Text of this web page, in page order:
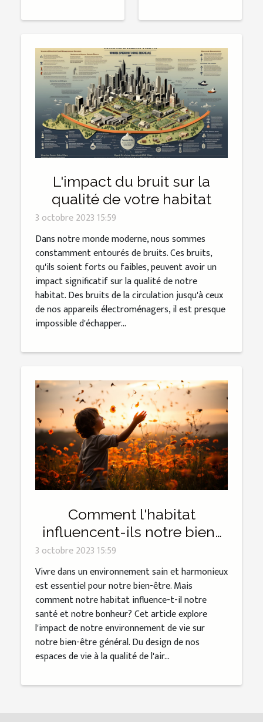
L'impact du bruit sur la
qualité de votre habitat
3 octobre 2023 15:59
Dans notre monde moderne, nous sommes
constamment entourés de bruits. Ces bruits,
qu'ils soient forts ou faibles, peuvent avoir un
impact significatif sur la qualité de notre
habitat. Des bruits de la circulation jusqu'à ceux
de nos appareils électroménagers, il est presque
impossible d'échapper...
Comment l'habitat
influencent-ils notre bien-
être?
3 octobre 2023 15:59
Vivre dans un environnement sain et harmonieux
est essentiel pour notre bien-être. Mais
comment notre habitat influence-t-il notre
santé et notre bonheur? Cet article explore
l'impact de notre environnement de vie sur
notre bien-être général. Du design de nos
espaces de vie à la qualité de l'air...